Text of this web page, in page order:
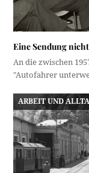
Eine Sendung
An die zwischen
"Autofahrer
ARBEIT UND